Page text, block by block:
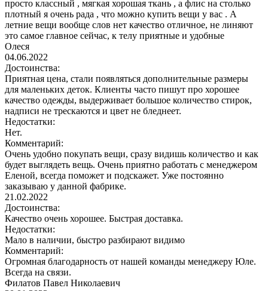
просто классный , мягкая хорошая ткань , а флис на столько
плотный я очень рада , что можно купить вещи у вас . А
летние вещи вообще слов нет качество отличное, не линяют
это самое главное сейчас, к телу приятные и удобные
Олеся
04.06.2022
Достоинства:
Приятная цена, стали появляться дополнительные размеры
для маленьких деток. Клиенты часто пишут про хорошее
качество одежды, выдерживает большое количество стирок,
надписи не трескаются и цвет не бледнеет.
Недостатки:
Нет.
Комментарий:
Очень удобно покупать вещи, сразу видишь количество и как
будет выглядеть вещь. Очень приятно работать с менеджером
Еленой, всегда поможет и подскажет. Уже постоянно
заказываю у данной фабрике.
21.02.2022
Достоинства:
Качество очень хорошее. Быстрая доставка.
Недостатки:
Мало в наличии, быстро разбирают видимо
Комментарий:
Огромная благодарность от нашей команды менеджеру Юле.
Всегда на связи.
Филатов Павел Николаевич